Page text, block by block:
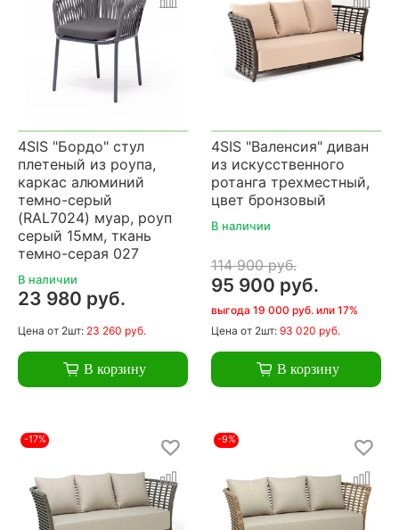
4SIS "Бордо" стул
плетеный из роупа,
каркас алюминий
темно-серый
(RAL7024) муар, роуп
серый 15мм, ткань
темно-серая 027
В наличии
23 980 руб.
Цена от 2шт: 23 260 руб.
В корзину
4SIS "Валенсия" диван
из искусственного
ротанга трехместный,
цвет бронзовый
В наличии
114 900 руб.
95 900 руб.
выгода 19 000 руб. или 17%
Цена от 2шт: 93 020 руб.
В корзину
-17% -9%